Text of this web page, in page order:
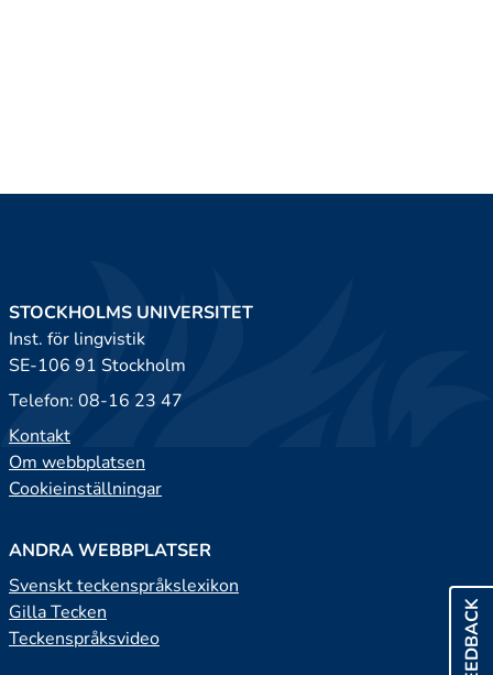
FEEDBACK
STOCKHOLMS UNIVERSITET
Inst. för lingvistik
SE-106 91 Stockholm
Telefon: 08-16 23 47
Kontakt
Om webbplatsen
Cookieinställningar
ANDRA WEBBPLATSER
Svenskt teckenspråkslexikon
Gilla Tecken
Teckenspråksvideo